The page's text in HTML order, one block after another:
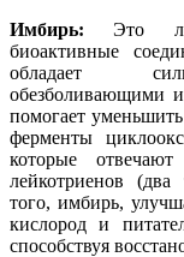
Имбирь: Это
биоактивные
обладает
обезболивающими
помогает
ферменты
которые
лейкотриенов
того, имбирь,
кислород и
способствуя